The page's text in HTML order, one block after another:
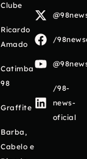
Clube
Ricardo
Amado
Catimba
98
Graffite
Barba,
Cabelo e
/
/98-
news-
oficial